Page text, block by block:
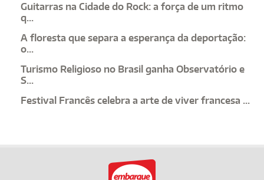
Guitarras na Cidade do Rock: a força de um ritmo
q...
A floresta que separa a esperança da deportação:
o...
Turismo Religioso no Brasil ganha Observatório e
S...
Festival Francês celebra a arte de viver francesa ...